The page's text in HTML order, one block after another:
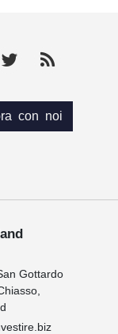
con noi
Gottardo